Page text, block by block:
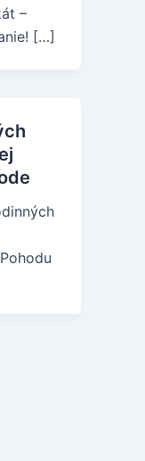
–
[…]